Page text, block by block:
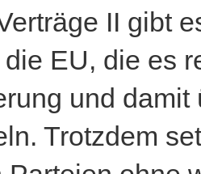
II gibt
EU, die es
und
Trotzdem